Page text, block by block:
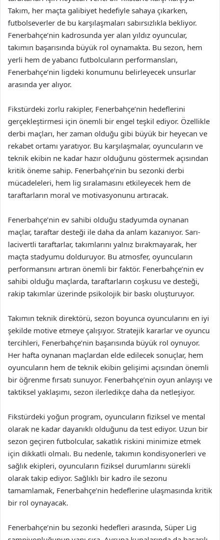
Takım, her maçta galibiyet hedefiyle sahaya çıkarken,
futbolseverler de bu karşılaşmaları sabırsızlıkla bekliyor.
Fenerbahçe’nin kadrosunda yer alan yıldız oyuncular,
takımın başarısında büyük rol oynamakta. Bu sezon, hem
yerli hem de yabancı futbolcuların performansları,
Fenerbahçe’nin ligdeki konumunu belirleyecek unsurlar
arasında yer alıyor.
Fikstürdeki zorlu rakipler, Fenerbahçe’nin hedeflerini
gerçekleştirmesi için önemli bir engel teşkil ediyor. Özellikle
derbi maçları, her zaman olduğu gibi büyük bir heyecan ve
rekabet ortamı yaratıyor. Bu karşılaşmalar, oyuncuların ve
teknik ekibin ne kadar hazır olduğunu göstermek açısından
kritik öneme sahip. Fenerbahçe’nin bu sezonki derbi
mücadeleleri, hem lig sıralamasını etkileyecek hem de
taraftarların moral ve motivasyonunu artıracak.
Fenerbahçe’nin ev sahibi olduğu stadyumda oynanan
maçlar, taraftar desteği ile daha da anlam kazanıyor. Sarı-
lacivertli taraftarlar, takımlarını yalnız bırakmayarak, her
maçta stadyumu dolduruyor. Bu atmosfer, oyuncuların
performansını artıran önemli bir faktör. Fenerbahçe’nin ev
sahibi olduğu maçlarda, taraftarların coşkusu ve desteği,
rakip takımlar üzerinde psikolojik bir baskı oluşturuyor.
Takımın teknik direktörü, sezon boyunca oyuncularını en iyi
şekilde motive etmeye çalışıyor. Stratejik kararlar ve oyuncu
tercihleri, Fenerbahçe’nin başarısında büyük rol oynuyor.
Her hafta oynanan maçlardan elde edilecek sonuçlar, hem
oyuncuların hem de teknik ekibin gelişimi açısından önemli
bir öğrenme fırsatı sunuyor. Fenerbahçe’nin oyun anlayışı ve
taktiksel yaklaşımı, sezon ilerledikçe daha da netleşiyor.
Fikstürdeki yoğun program, oyuncuların fiziksel ve mental
olarak ne kadar dayanıklı olduğunu da test ediyor. Uzun bir
sezon geçiren futbolcular, sakatlık riskini minimize etmek
için dikkatli olmalı. Bu nedenle, takımın kondisyonerleri ve
sağlık ekipleri, oyuncuların fiziksel durumlarını sürekli
olarak takip ediyor. Sağlıklı bir kadro ile sezonu
tamamlamak, Fenerbahçe’nin hedeflerine ulaşmasında kritik
bir rol oynayacak.
Fenerbahçe’nin bu sezonki hedefleri arasında, Süper Lig